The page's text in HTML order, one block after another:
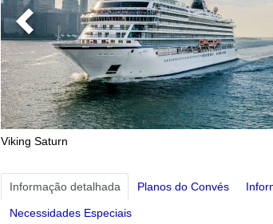
Previous
Viking Saturn
Informação detalhada Planos do Convés
Necessidades Especiais